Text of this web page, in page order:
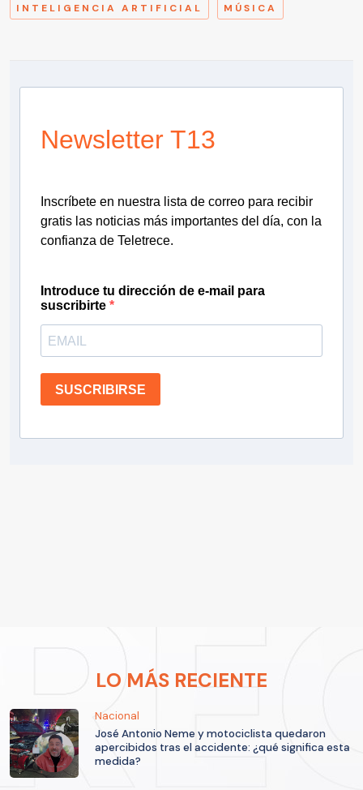
INTELIGENCIA ARTIFICIAL MÚSICA
Newsletter T13
Inscríbete en nuestra lista de correo para recibir
gratis las noticias más importantes del día, con la
confianza de Teletrece.
Introduce tu dirección de e-mail para
suscribirte
SUSCRIBIRSE
LO MÁS RECIENTE
Nacional
José Antonio Neme y motociclista quedaron
apercibidos tras el accidente: ¿qué significa esta
medida?